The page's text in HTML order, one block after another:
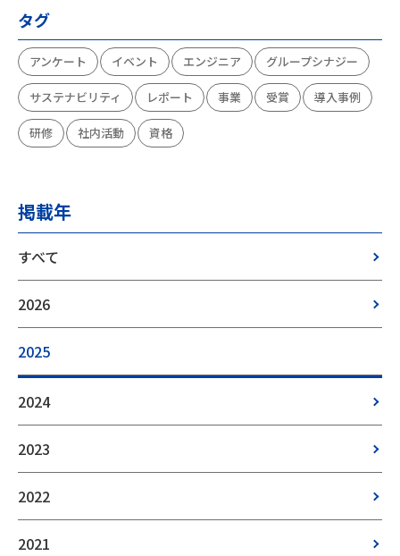
タグ
アンケート イベント エンジニア グループシナジー
サステナビリティ レポート 事業 受賞 導入事例
研修 社内活動 資格
掲載年
すべて
2026
2025
2024
2023
2022
2021